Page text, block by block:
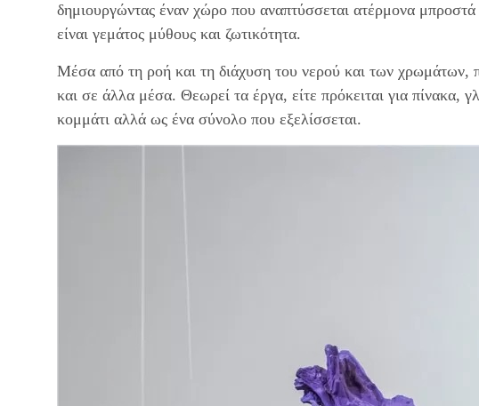
δημιουργώντας έναν χώρο που αναπτύσσεται ατέρμονα
είναι γεμάτος μύθους και ζωτικότητα.
Μέσα από τη ροή και τη διάχυση του νερού και των χρωμάτων,
και σε άλλα μέσα. Θεωρεί τα έργα, είτε πρόκειται για πίνακα,
κομμάτι αλλά ως ένα σύνολο που εξελίσσεται.